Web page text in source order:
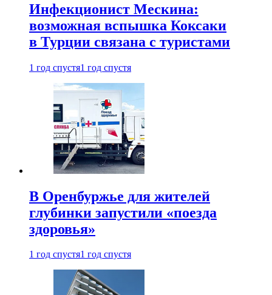
Инфекционист Мескина:
возможная вспышка Коксаки
в Турции связана с туристами
1 год спустя1 год спустя
В Оренбуржье для жителей
глубинки запустили «поезда
здоровья»
1 год спустя1 год спустя